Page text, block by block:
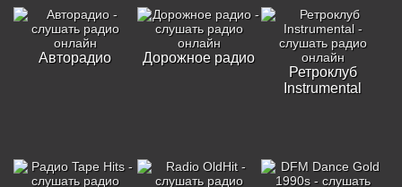
Авторадио
Дорожное радио
Ретроклуб
Instrumental